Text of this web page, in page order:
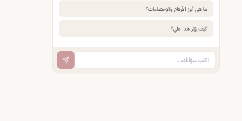
ما هي أبرز الأرقام والإحصاءات؟
كيف يؤثر هذا علي؟